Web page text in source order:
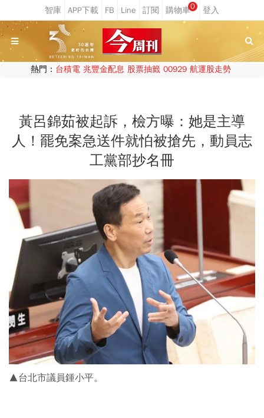
0
熱門： 台積電 兆豐金配息 股票抽籤 00929 航運股走勢
黃呂錦茹被起訴，檢方曝：她是主導
人！罷免案急送件就怕被搶先，動員志
工黨部抄名冊
▲台北市議員鍾小平。